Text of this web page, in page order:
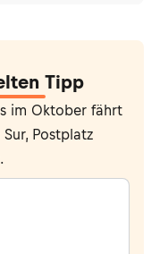
Tipp
im Oktober fährt
Postplatz